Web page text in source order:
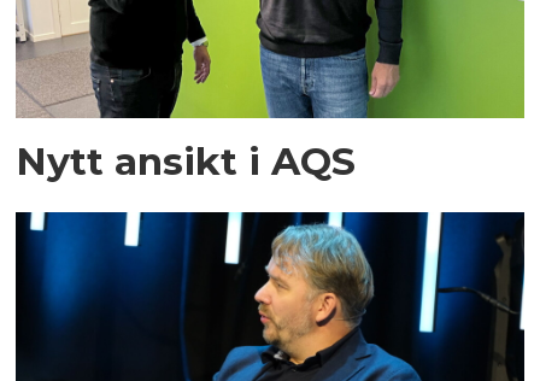
Nytt ansikt i AQS